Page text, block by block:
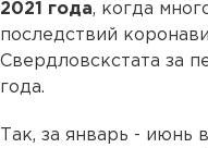
2021 года, когда
последствий
Свердловскстата за
года.
Так, за январь - июнь